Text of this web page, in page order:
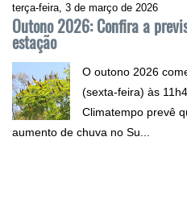
terça-feira, 3 de março de 2026
Outono 2026: Confira a
estação
O outono 2026
(sexta-feira) às
Climatempo prevê
aumento de chuva no Su...